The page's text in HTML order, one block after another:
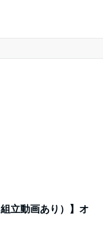
立動画あり）】オ